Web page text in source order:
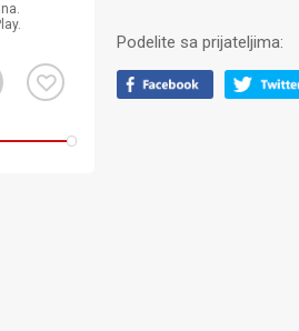
Podelite sa prijateljima: